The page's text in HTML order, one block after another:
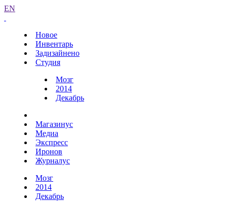
EN
Новое
Инвентарь
Задизайнено
Студия
Мозг
2014
Декабрь
Магазинус
Медиа
Экспресс
Иронов
Журналус
Мозг
2014
Декабрь